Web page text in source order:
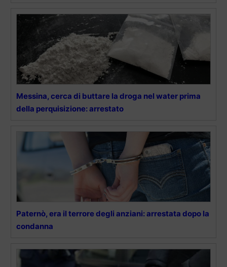
Messina, cerca di buttare la droga nel water prima
della perquisizione: arrestato
Paternò, era il terrore degli anziani: arrestata dopo la
condanna